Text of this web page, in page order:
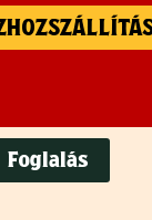
Foglalás